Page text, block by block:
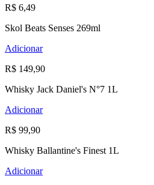
R$ 6,49
Skol Beats Senses 269ml
Adicionar
R$ 149,90
Whisky Jack Daniel's N°7 1L
Adicionar
R$ 99,90
Whisky Ballantine's Finest 1L
Adicionar